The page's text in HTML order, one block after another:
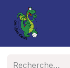
Se rendre au